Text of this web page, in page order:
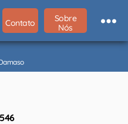
Contato
Sobre
Nós